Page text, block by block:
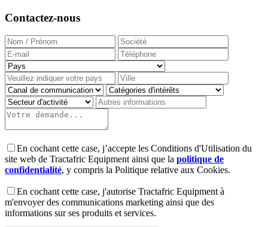
Contactez-nous
En cochant cette case, j’accepte les Conditions d'Utilisation du
site web de Tractafric Equipment ainsi que la politique de
confidentialité, y compris la Politique relative aux Cookies.
En cochant cette case, j'autorise Tractafric Equipment à
m'envoyer des communications marketing ainsi que des
informations sur ses produits et services.